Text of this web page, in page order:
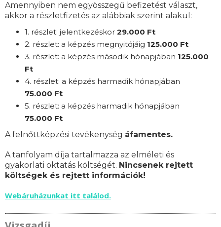
Amennyiben nem egyösszegű befizetést választ,
akkor a részletfizetés az alábbiak szerint alakul:
1. részlet: jelentkezéskor 29.000 Ft
2. részlet: a képzés megnyitójáig 125.000 Ft
3. részlet: a képzés második hónapjában 125.000
Ft
4. részlet: a képzés harmadik hónapjában
75.000 Ft
5. részlet: a képzés harmadik hónapjában
75.000 Ft
A felnőttképzési tevékenység áfamentes.
A tanfolyam díja tartalmazza az elméleti és
gyakorlati oktatás költségét. Nincsenek rejtett
költségek és rejtett információk!
Webáruházunkat itt találod.